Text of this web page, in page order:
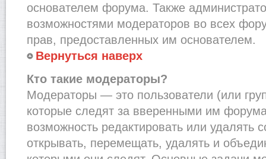
основателем форума. Также
возможностями модераторов во всех
прав, предоставленных им основателем.
Вернуться наверх
Кто такие модераторы?
Модераторы — это пользователи (или
которые следят за вверенными им
возможность редактировать или удалять
открывать, перемещать, удалять и